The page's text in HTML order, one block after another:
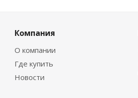
Компания
О компании
Где купить
Новости